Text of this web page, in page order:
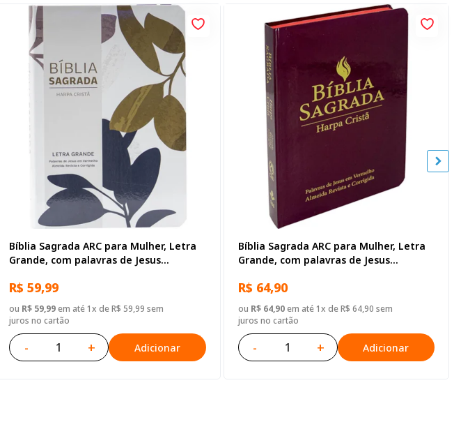
Bíblia Sagrada ARC para Mulher, Letra
Grande, com palavras de Jesus
Semi Flexível Ilustrada
R$ 59,99
ou R$ 59,99em até 1x de R$ 59,99 sem
juros no cartão
- + Adicionar
Bíblia Sagrada ARC para Mulher, Letra
Grande, com palavras de Jesus
mapa, Tamanho Grande, Capa Semi
Flexível Vinho
R$ 64,90
ou R$ 64,90em até 1x de R$ 64,90 sem
juros no cartão
- + Adicionar